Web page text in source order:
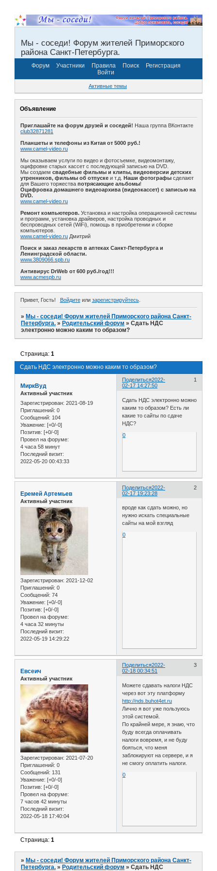
Мы - соседи! Форум жителей Приморского
района Санкт-Петербурга.
Форум Участники Правила Поиск
Регистрация
Войти
Активные темы
Объявление
Приглашайте на форум друзей и соседей! Наша группа ВКонтакте
club32871281
Планшеты и телефоны из Китая от 5000 руб.!
www.camel-video.ru
Мы оказываем услуги по видео и фотосъемке, видеомонтажу,
оцифровке старых кассет с последующей записью на DVD.
Мы создаем свадебные фильмы и клипы, видеоверсии детских
утренников, фильмы об отпуске и т.д. Наши фотографы сделают
для Вашего торжества потрясающие альбомы!
Оцифровка домашнего видеоархива (видеокассет) с записью на
DVD.
www.camel-video.ru
Ремонт компьютеров. Установка и настройка операционной системы
и программ, установка драйверов, настройка проводных и
беспроводных сетей (WiFi), помощь в приобретении и сборке
компьютеров.
www.camel-video.ru Дмитрий
Поиск и заказ лекарств в аптеках Санкт-Петербурга и
Ленинградской области.
www.3809066.spb.ru
Антивирус DrWeb от 600 руб./год!!!
www.acmespb.ru
Привет, Гость! Войдитеили зарегистрируйтесь.
» Мы - соседи! Форум жителей Приморского района Санкт-
Петербурга. » Родительский форум »Сдать НДС
электронно можно каким то образом?
Сдать НДС электронно можно каким то образом?
Страница:1
Поделиться 1
2022-
02-17 14:27:50
МиркВуд
Активный участник
Зарегистрирован: 2021-08-19
Приглашений: 0
Сообщений: 104
Уважение: [+0/-0]
Позитив: [+0/-0]
Провел на форуме:
4 часа 58 минут
Последний визит:
2022-05-20 00:43:33
Сдать НДС электронно можно
каким то образом? Есть ли
какие то сайты по сдаче
НДС?
0
Поделиться 2
2022-
02-17 19:23:28
Еремей Артемьев
Активный участник
Зарегистрирован: 2021-12-02
Приглашений: 0
Сообщений: 74
Уважение: [+0/-0]
Позитив: [+0/-0]
Провел на форуме:
4 часа 32 минуты
Последний визит:
2022-05-19 14:29:22
вроде как сдать можно, но
нужно искать специальные
сайты на мой взгляд
0
Поделиться 3
2022-
02-18 00:34:51
Евсеич
Активный участник
Зарегистрирован: 2021-07-20
Приглашений: 0
Сообщений: 131
Уважение: [+0/-0]
Позитив: [+0/-0]
Провел на форуме:
7 часов 42 минуты
Последний визит:
2022-05-18 17:40:04
Можете сдавать налоги НДС
через вот эту платформу
http://nds.buhot4et.ru
Лично я вот уже пользуюсь
этой системой.
По крайней мере, я знаю, что
буду всегда оплачивать
налоги вовремя, и не буду
бояться, что меня
заблокируют на сервере, и я
не смогу оплатить налоги.
0
Страница:1
» Мы - соседи! Форум жителей Приморского района Санкт-
Петербурга. » Родительский форум »Сдать НДС